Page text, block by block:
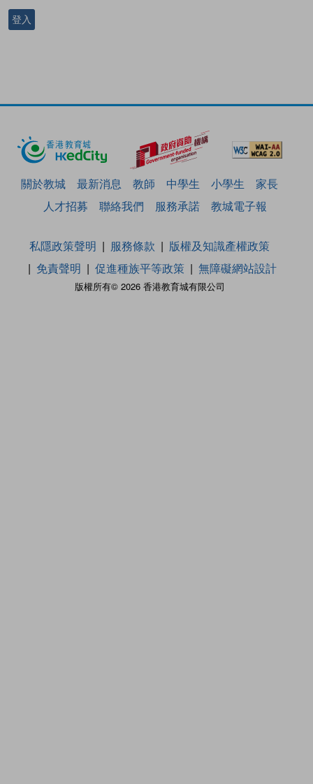
登入
關於教城 最新消息 教師 中學生 小學生
家長
人才招募
聯絡我們 服務承諾 教城電子報
版權所有© 2026 香港教育城有限公司
私隱政策聲明 服務條款
版權及知識產權政策
免責聲明
促進種族平等政策 無障礙網站設計